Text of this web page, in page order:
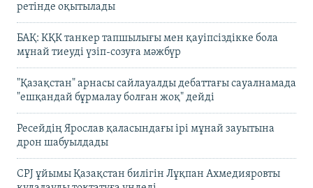
ретінде оқытылады
БАҚ: КҚК танкер тапшылығы мен қауіпсіздікке бола
мұнай тиеуді үзіп-созуға мәжбүр
"Қазақстан" арнасы сайлауалды дебаттағы сауалнамада
"ешқандай бұрмалау болған жоқ" дейді
Ресейдің Ярослав қаласындағы ірі мұнай зауытына
дрон шабуылдады
CPJ ұйымы Қазақстан билігін Лұқпан Ахмедияровты